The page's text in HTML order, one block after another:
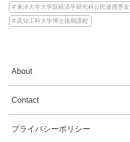
東洋大学大学院経済学研究科公民連携専攻
高知工科大学博士後期課程
About
Contact
プライバシーポリシー